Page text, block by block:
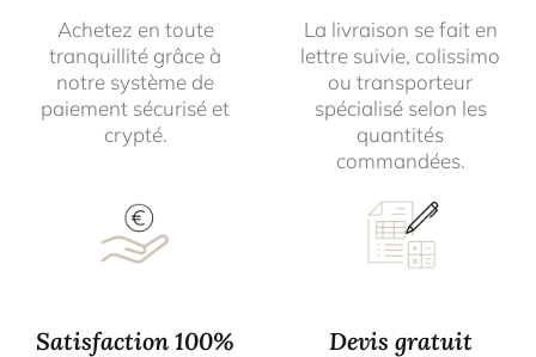
Achetez en toute
tranquillité grâce à
notre système de
paiement sécurisé et
crypté.
La livraison se fait en
lettre suivie, colissimo
ou transporteur
spécialisé selon les
quantités
commandées.
Satisfaction 100%
Devis gratuit